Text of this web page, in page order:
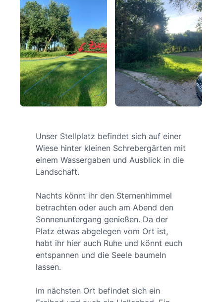
Unser Stellplatz befindet sich auf einer
Wiese hinter kleinen Schrebergärten mit
einem Wassergaben und Ausblick in die
Landschaft.
Nachts könnt ihr den Sternenhimmel
betrachten oder auch am Abend den
Sonnenuntergang genießen. Da der
Platz etwas abgelegen vom Ort ist,
habt ihr hier auch Ruhe und könnt euch
entspannen und die Seele baumeln
lassen.
Im nächsten Ort befindet sich ein